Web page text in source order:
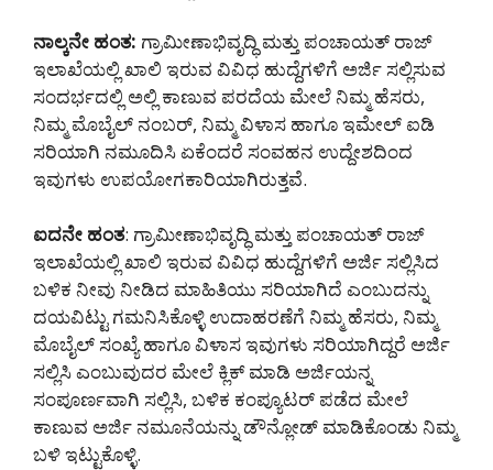
ನಾಲ್ಕನೇ ಹಂತ: ಗ್ರಾಮೀಣಾಭಿವೃದ್ಧಿ ಮತ್ತು ಪಂಚಾಯತ್ ರಾಜ್
ಇಲಾಖೆಯಲ್ಲಿ ಖಾಲಿ ಇರುವ ವಿವಿಧ ಹುದ್ದೆಗಳಿಗೆ ಅರ್ಜಿ ಸಲ್ಲಿಸುವ
ಸಂದರ್ಭದಲ್ಲಿ ಅಲ್ಲಿ ಕಾಣುವ ಪರದೆಯ ಮೇಲೆ ನಿಮ್ಮ ಹೆಸರು,
ನಿಮ್ಮ ಮೊಬೈಲ್ ನಂಬರ್, ನಿಮ್ಮ ವಿಳಾಸ ಹಾಗೂ ಇಮೇಲ್ ಐಡಿ
ಸರಿಯಾಗಿ ನಮೂದಿಸಿ ಏಕೆಂದರೆ ಸಂವಹನ ಉದ್ದೇಶದಿಂದ
ಇವುಗಳು ಉಪಯೋಗಕಾರಿಯಾಗಿರುತ್ತವೆ.
ಐದನೇ ಹಂತ: ಗ್ರಾಮೀಣಾಭಿವೃದ್ಧಿ ಮತ್ತು ಪಂಚಾಯತ್ ರಾಜ್
ಇಲಾಖೆಯಲ್ಲಿ ಖಾಲಿ ಇರುವ ವಿವಿಧ ಹುದ್ದೆಗಳಿಗೆ ಅರ್ಜಿ ಸಲ್ಲಿಸಿದ
ಬಳಿಕ ನೀವು ನೀಡಿದ ಮಾಹಿತಿಯು ಸರಿಯಾಗಿದೆ ಎಂಬುದನ್ನು
ದಯವಿಟ್ಟು ಗಮನಿಸಿಕೊಳ್ಳಿ ಉದಾಹರಣೆಗೆ ನಿಮ್ಮ ಹೆಸರು, ನಿಮ್ಮ
ಮೊಬೈಲ್ ಸಂಖ್ಯೆ ಹಾಗೂ ವಿಳಾಸ ಇವುಗಳು ಸರಿಯಾಗಿದ್ದರೆ ಅರ್ಜಿ
ಸಲ್ಲಿಸಿ ಎಂಬುವುದರ ಮೇಲೆ ಕ್ಲಿಕ್ ಮಾಡಿ ಅರ್ಜಿಯನ್ನ
ಸಂಪೂರ್ಣವಾಗಿ ಸಲ್ಲಿಸಿ, ಬಳಿಕ ಕಂಪ್ಯೂಟರ್ ಪಡೆದ ಮೇಲೆ
ಕಾಣುವ ಅರ್ಜಿ ನಮೂನೆಯನ್ನು ಡೌನ್ಲೋಡ್ ಮಾಡಿಕೊಂಡು ನಿಮ್ಮ
ಬಳಿ ಇಟ್ಟುಕೊಳ್ಳಿ.